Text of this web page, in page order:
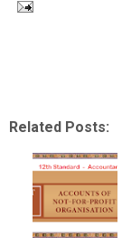
Related Posts: